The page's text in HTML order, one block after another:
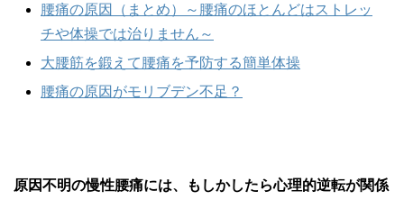
腰痛の原因（まとめ）～腰痛のほとんどはストレッ
チや体操では治りません～
大腰筋を鍛えて腰痛を予防する簡単体操
腰痛の原因がモリブデン不足？
原因不明の慢性腰痛には、もしかしたら心理的逆転が関係